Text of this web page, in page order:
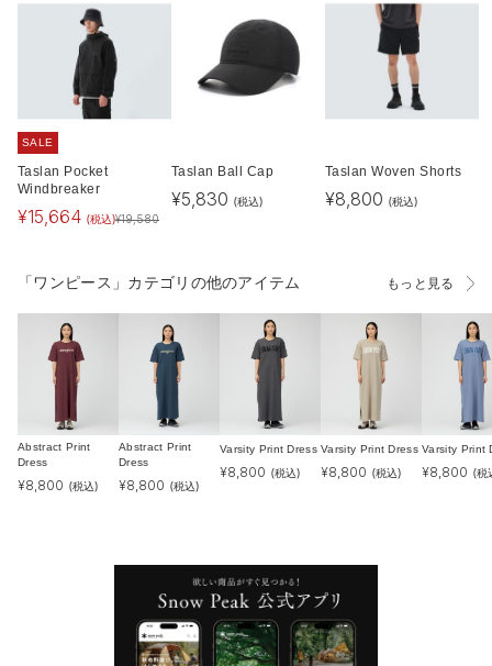
SALE
Taslan Pocket
Windbreaker
¥15,664 (税込)¥19,580
Taslan Ball Cap
¥5,830 (税込)
Taslan Woven Shorts
¥8,800 (税込)
「ワンピース」カテゴリの他のアイテム もっと見る
Abstract Print
Dress
¥8,800 (税込)
Abstract Print
Dress
¥8,800 (税込)
Varsity Print Dress
¥8,800 (税込)
Varsity Print Dress
¥8,800 (税込)
Varsity Print
¥8,800 (税